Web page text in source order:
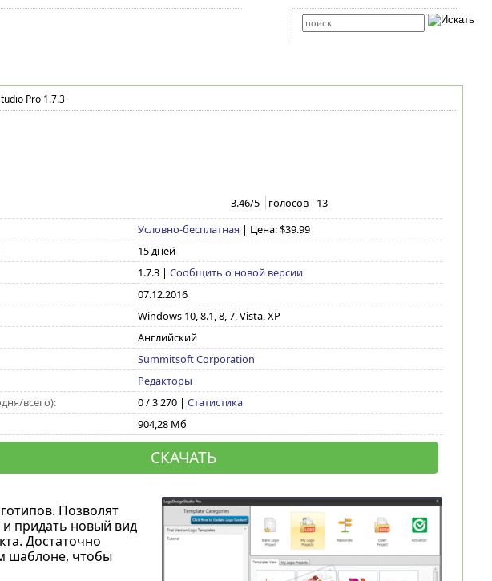
Pro 1.7.3
3.46/5 голосов - 13
Условно-бесплатная | Цена: $39.99
15 дней
1.7.3| Сообщить о новой версии
07.12.2016
Windows 10, 8.1, 8, 7, Vista, XP
Английский
Summitsoft Corporation
Редакторы
всего):
0 / 3 270 | Статистика
904,28 Мб
СКАЧАТЬ
Позволят
и придать новый вид
Достаточно
шаблоне, чтобы